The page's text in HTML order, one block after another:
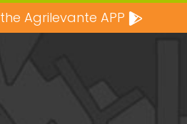
Agrilevante APP